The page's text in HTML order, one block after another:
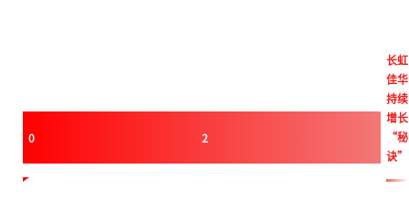
0 2
长虹
佳华
持续
增长
“秘
诀”